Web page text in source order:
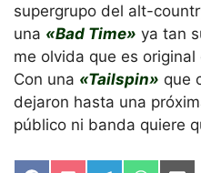
supergrupo del alt-
una «Bad Time» ya tan
me olvida que es original
Con una «Tailspin» que
dejaron hasta una
público ni banda quiere